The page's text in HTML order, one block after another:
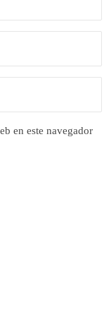
en este navegador